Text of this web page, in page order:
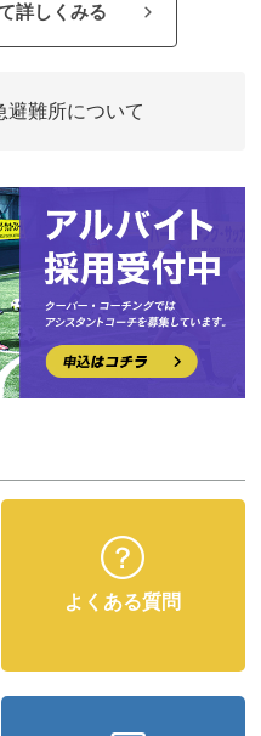
詳しくみる
避難所について
よくある質問